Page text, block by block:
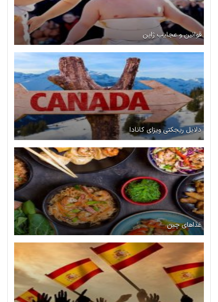
قوانین و عجایب ژاپن
دلایل ریجکتی ویزای کانادا
غذاهای چین